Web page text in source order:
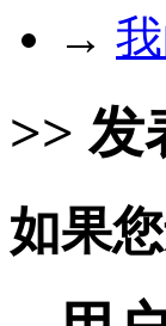
→
>> 发
如果